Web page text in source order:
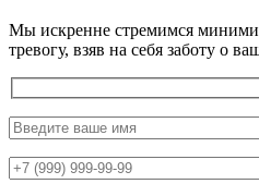
Мы искренне стремимся
тревогу, взяв на себя заботу о